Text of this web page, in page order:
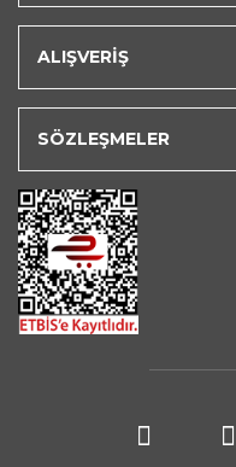
ALIŞVERİŞ
SÖZLEŞMELER